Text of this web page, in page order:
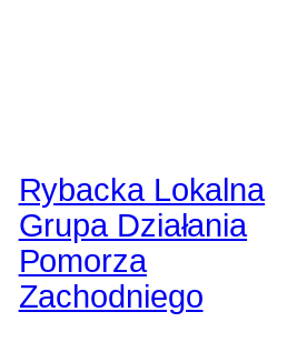
Rybacka Lokalna
Grupa Działania
Pomorza
Zachodniego